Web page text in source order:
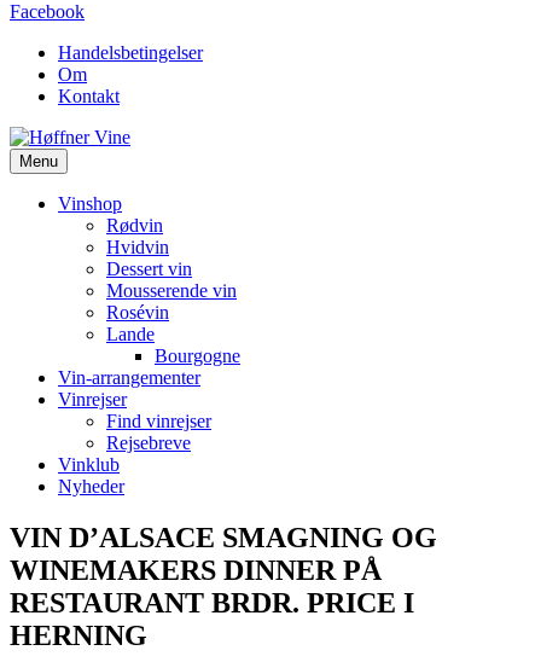
Facebook
Handelsbetingelser
Om
Kontakt
Menu
Vinshop
Rødvin
Hvidvin
Dessert vin
Mousserende vin
Rosévin
Lande
Bourgogne
Vin-arrangementer
Vinrejser
Find vinrejser
Rejsebreve
Vinklub
Nyheder
VIN D’ALSACE SMAGNING OG
WINEMAKERS DINNER PÅ
RESTAURANT BRDR. PRICE I
HERNING